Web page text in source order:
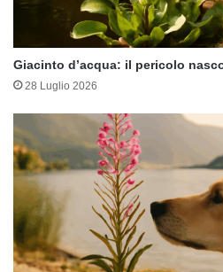
Giacinto d’acqua: il pericolo
28 Luglio 2026